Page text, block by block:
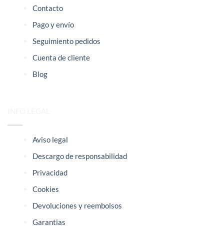
Contacto
Pago y envío
Seguimiento pedidos
Cuenta de cliente
Blog
Aviso legal
Descargo de responsabilidad
Privacidad
Cookies
Devoluciones y reembolsos
Garantias